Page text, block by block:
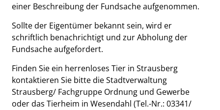
einer Beschreibung der Fundsache aufgenommen.
Sollte der Eigentümer bekannt sein, wird er
schriftlich benachrichtigt und zur Abholung der
Fundsache aufgefordert.
Finden Sie ein herrenloses Tier in Strausberg
kontaktieren Sie bitte die Stadtverwaltung
Strausberg/ Fachgruppe Ordnung und Gewerbe
oder das Tierheim in Wesendahl (Tel.-Nr.: 03341/